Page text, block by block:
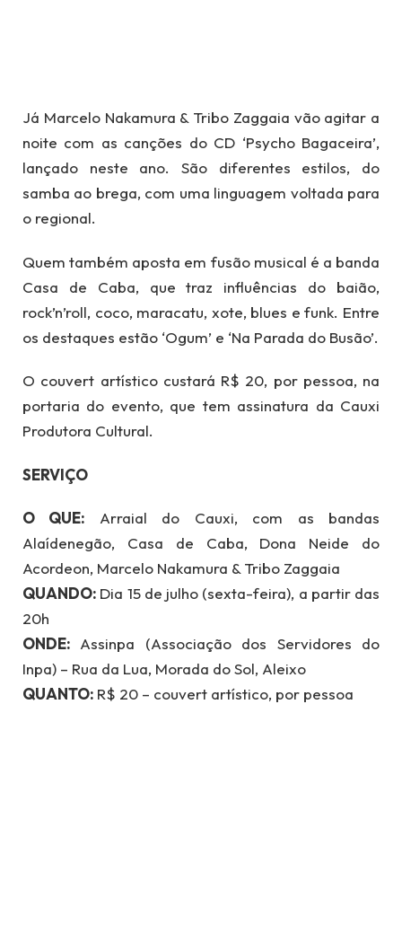
Já Marcelo Nakamura & Tribo Zaggaia vão agitar a
noite com as canções do CD ‘Psycho Bagaceira’,
lançado neste ano. São diferentes estilos, do
samba ao brega, com uma linguagem voltada para
o regional.
Quem também aposta em fusão musical é a banda
Casa de Caba, que traz influências do baião,
rock’n’roll, coco, maracatu, xote, blues e funk. Entre
os destaques estão ‘Ogum’ e ‘Na Parada do Busão’.
O couvert artístico custará R$ 20, por pessoa, na
portaria do evento, que tem assinatura da Cauxi
Produtora Cultural.
SERVIÇO
O QUE: Arraial do Cauxi, com as bandas
Alaídenegão, Casa de Caba, Dona Neide do
Acordeon, Marcelo Nakamura & Tribo Zaggaia
QUANDO: Dia 15 de julho (sexta-feira), a partir das
20h
ONDE: Assinpa (Associação dos Servidores do
Inpa) – Rua da Lua, Morada do Sol, Aleixo
QUANTO: R$ 20 – couvert artístico, por pessoa